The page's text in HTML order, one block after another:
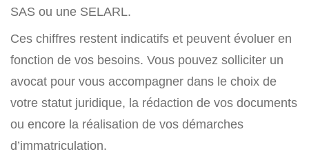
SAS ou une SELARL.
Ces chiffres restent indicatifs et peuvent évoluer en
fonction de vos besoins. Vous pouvez solliciter un
avocat pour vous accompagner dans le choix de
votre statut juridique, la rédaction de vos documents
ou encore la réalisation de vos démarches
d’immatriculation.